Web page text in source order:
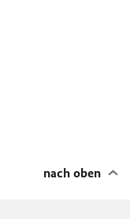
nach oben